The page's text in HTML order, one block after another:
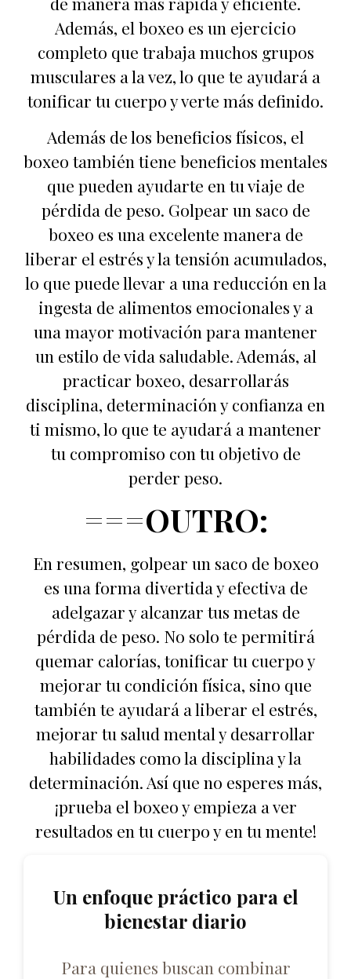
Además, el boxeo es un ejercicio
completo que trabaja muchos grupos
musculares a la vez, lo que te ayudará a
tonificar tu cuerpo y verte más definido.
Además de los beneficios físicos, el
boxeo también tiene beneficios mentales
que pueden ayudarte en tu viaje de
pérdida de peso. Golpear un saco de
boxeo es una excelente manera de
liberar el estrés y la tensión acumulados,
lo que puede llevar a una reducción en la
ingesta de alimentos emocionales y a
una mayor motivación para mantener
un estilo de vida saludable. Además, al
practicar boxeo, desarrollarás
disciplina, determinación y confianza en
ti mismo, lo que te ayudará a mantener
tu compromiso con tu objetivo de
perder peso.
===OUTRO:
En resumen, golpear un saco de boxeo
es una forma divertida y efectiva de
adelgazar y alcanzar tus metas de
pérdida de peso. No solo te permitirá
quemar calorías, tonificar tu cuerpo y
mejorar tu condición física, sino que
también te ayudará a liberar el estrés,
mejorar tu salud mental y desarrollar
habilidades como la disciplina y la
determinación. Así que no esperes más,
¡prueba el boxeo y empieza a ver
resultados en tu cuerpo y en tu mente!
Un enfoque práctico para el
bienestar diario
Para quienes buscan combinar